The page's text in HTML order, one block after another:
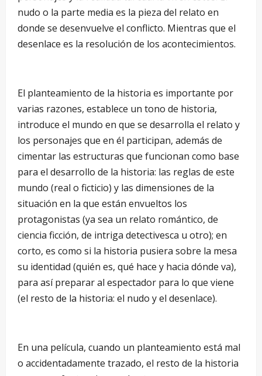
nudo o la parte media es la pieza del relato en
donde se desenvuelve el conflicto. Mientras que el
desenlace es la resolución de los acontecimientos.
El planteamiento de la historia es importante por
varias razones, establece un tono de historia,
introduce el mundo en que se desarrolla el relato y
los personajes que en él participan, además de
cimentar las estructuras que funcionan como base
para el desarrollo de la historia: las reglas de este
mundo (real o ficticio) y las dimensiones de la
situación en la que están envueltos los
protagonistas (ya sea un relato romántico, de
ciencia ficción, de intriga detectivesca u otro); en
corto, es como si la historia pusiera sobre la mesa
su identidad (quién es, qué hace y hacia dónde va),
para así preparar al espectador para lo que viene
(el resto de la historia: el nudo y el desenlace).
En una película, cuando un planteamiento está mal
o accidentadamente trazado, el resto de la historia